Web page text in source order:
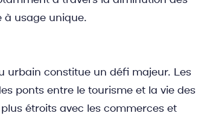
à usage unique.
urbain constitue un défi majeur. Les
ponts entre le tourisme et la vie des
étroits avec les commerces et